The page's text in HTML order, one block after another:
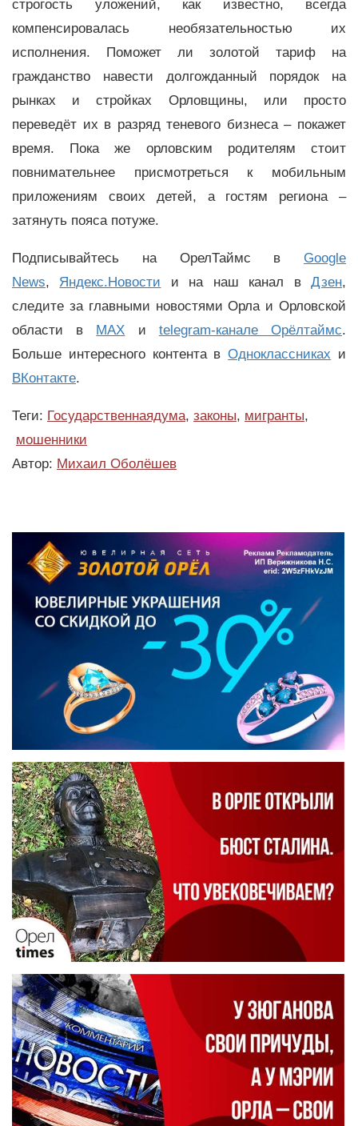
строгость уложений, как известно, всегда
компенсировалась необязательностью их
исполнения. Поможет ли золотой тариф на
гражданство навести долгожданный порядок на
рынках и стройках Орловщины, или просто
переведёт их в разряд теневого бизнеса – покажет
время. Пока же орловским родителям стоит
повнимательнее присмотреться к мобильным
приложениям своих детей, а гостям региона –
затянуть пояса потуже.
Подписывайтесь на ОрелТаймс в Google
News, Яндекс.Новости и на наш канал вДзен,
следите за главными новостями Орла и Орловской
области в MAX и telegram-канале Орёлтаймс.
Больше интересного контента вОдноклассниках и
ВКонтакте.
Теги: Государственнаядума, законы, мигранты,
мошенники
Автор: Михаил Оболёшев